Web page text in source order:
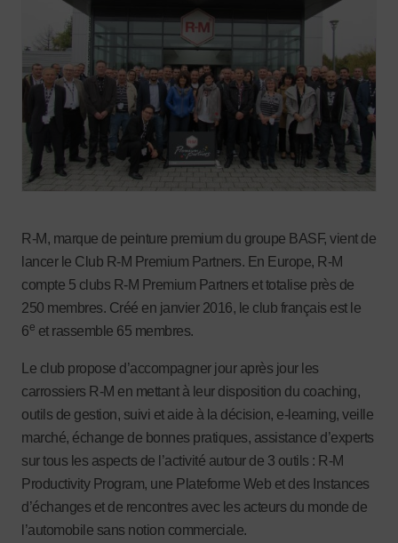
R-M, marque de peinture premium du groupe BASF, vient de
lancer le Club R-M Premium Partners. En Europe, R-M
compte 5 clubs R-M Premium Partners et totalise près de
250 membres. Créé en janvier 2016, le club français est le
6e et rassemble 65 membres.
Le club propose d’accompagner jour après jour les
carrossiers R-M en mettant à leur disposition du coaching,
outils de gestion, suivi et aide à la décision, e-learning, veille
marché, échange de bonnes pratiques, assistance d’experts
sur tous les aspects de l’activité autour de 3 outils : R-M
Productivity Program, une Plateforme Web et des Instances
d’échanges et de rencontres avec les acteurs du monde de
l’automobile sans notion commerciale.